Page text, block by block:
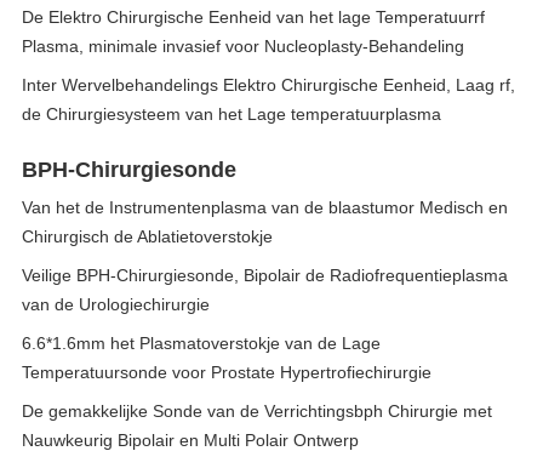
De Elektro Chirurgische Eenheid van het lage Temperatuurrf
Plasma, minimale invasief voor Nucleoplasty-Behandeling
Inter Wervelbehandelings Elektro Chirurgische Eenheid, Laag rf,
de Chirurgiesysteem van het Lage temperatuurplasma
BPH-Chirurgiesonde
Van het de Instrumentenplasma van de blaastumor Medisch en
Chirurgisch de Ablatietoverstokje
Veilige BPH-Chirurgiesonde, Bipolair de Radiofrequentieplasma
van de Urologiechirurgie
6.6*1.6mm het Plasmatoverstokje van de Lage
Temperatuursonde voor Prostate Hypertrofiechirurgie
De gemakkelijke Sonde van de Verrichtingsbph Chirurgie met
Nauwkeurig Bipolair en Multi Polair Ontwerp